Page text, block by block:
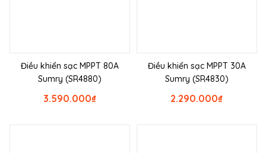
Điều khiển sạc MPPT 80A
Sumry (SR4880)
₫
3.590.000
Điều khiển sạc MPPT 30A
Sumry (SR4830)
₫
2.290.000